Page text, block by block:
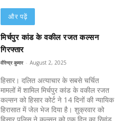
और पढ़ें
मिर्चपुर कांड के वकील रजत कल्सन
गिरफ्तार
वीरेन्द्र कुमार - August 2, 2025
हिसार। दलित अत्याचार के सबसे चर्चित
मामलों में शामिल मिर्चपुर कांड के वकील रजत
कल्सन को हिसार कोर्ट ने 14 दिनों की न्यायिक
हिरासात में जेल भेज दिया है। शुक्रवार को